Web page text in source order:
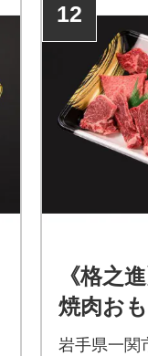
12
《格之
焼肉お
ト
岩手県一関